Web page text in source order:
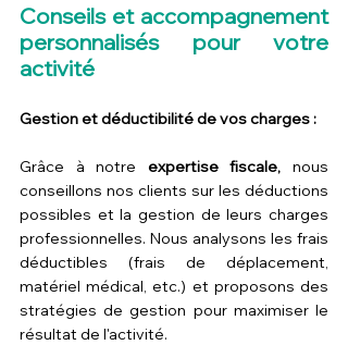
Conseils et accompagnement
personnalisés pour votre
activité
Gestion et déductibilité de vos charges :
Grâce à notre expertise fiscale, nous
conseillons nos clients sur les déductions
possibles et la gestion de leurs charges
professionnelles. Nous analysons les frais
déductibles (frais de déplacement,
matériel médical, etc.) et proposons des
stratégies de gestion pour maximiser le
résultat de l'activité.